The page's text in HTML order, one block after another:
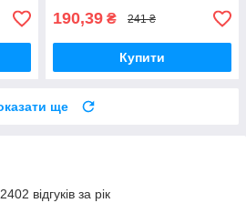
190,39 ₴ 241 ₴
Купити
ще
відгуків за рік